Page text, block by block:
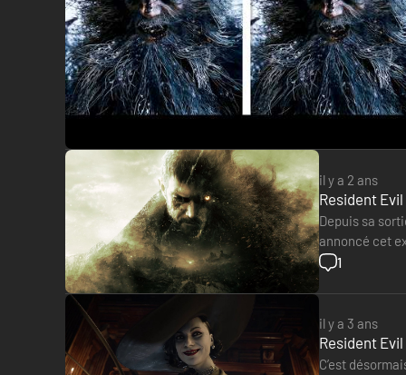
il y a 2 ans
Resident
Depuis sa
annoncé cet
vend à environ…
1
il y a 3 ans
Resident
C’est